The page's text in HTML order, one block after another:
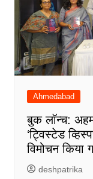
Ahmedabad
बुक लॉन्च:
‘ट्विस्टेड
विमोचन किया
deshpatrika